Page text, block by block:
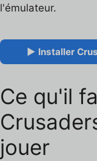
l'émulateur.
▶ Installer
Ce qu'il
jouer